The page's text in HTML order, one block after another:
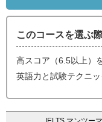
このコースを選ぶ
高スコア（6.5以上）
英語力と試験テクニッ